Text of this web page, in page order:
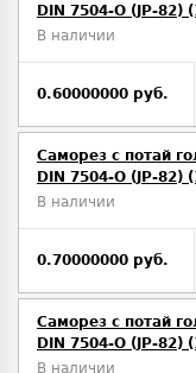
DIN 7504-O (JP-82)
В наличии
0.60000000 руб.
Саморез с потай
DIN 7504-O (JP-82)
В наличии
0.70000000 руб.
Саморез с потай
DIN 7504-O (JP-82)
В наличии